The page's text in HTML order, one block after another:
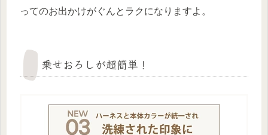
ってのお出かけがぐんとラクになりますよ。
乗せおろしが超簡単！